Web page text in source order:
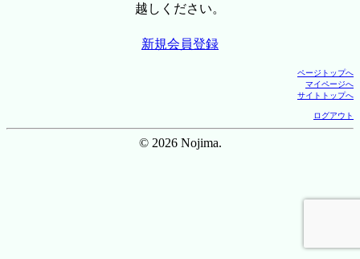
越しください。
新規会員登録
ページトップへ
マイページへ
サイトトップへ
ログアウト
© 2026 Nojima.